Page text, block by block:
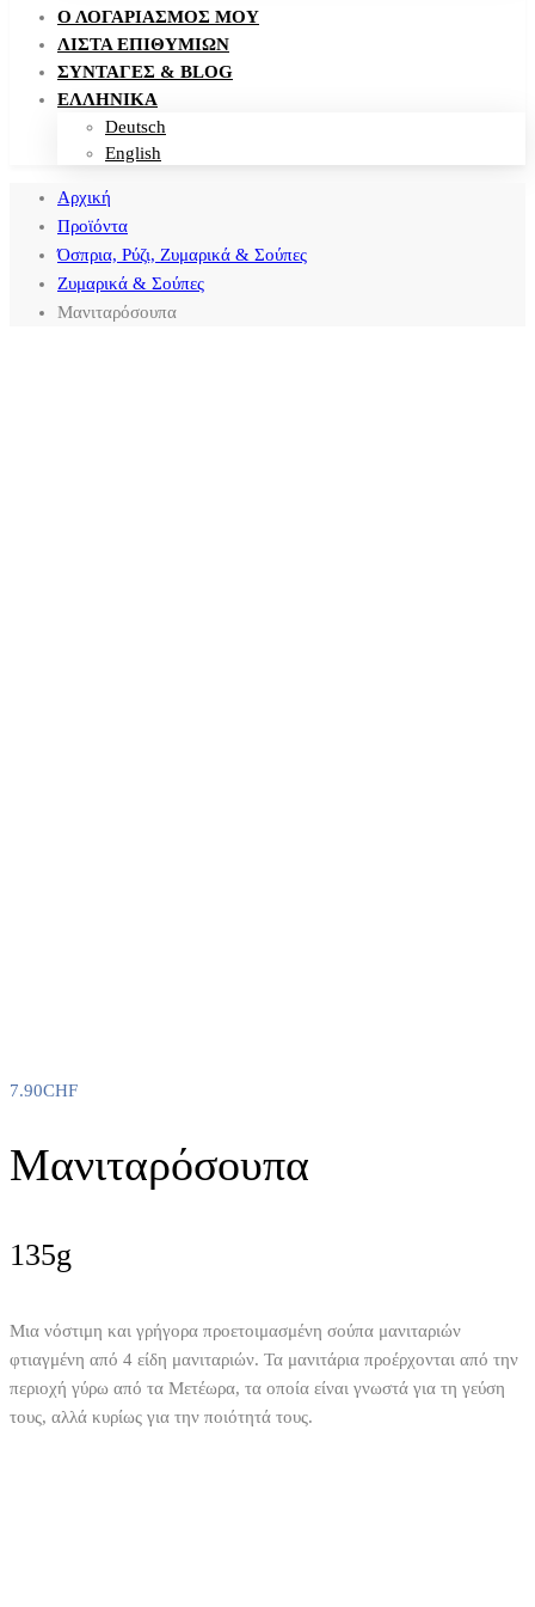
Ο ΛΟΓΑΡΙΑΣΜΌΣ ΜΟΥ
ΛΊΣΤΑ ΕΠΙΘΥΜΙΏΝ
ΣΥΝΤΑΓΈΣ & BLOG
ΕΛΛΗΝΙΚΑ
Deutsch
English
Αρχική
Προϊόντα
Όσπρια, Ρύζι, Ζυμαρικά & Σούπες
Ζυμαρικά & Σούπες
Μανιταρόσουπα
7.90CHF
Μανιταρόσουπα
135g
Μια νόστιμη και γρήγορα προετοιμασμένη σούπα μανιταριών
φτιαγμένη από 4 είδη μανιταριών. Τα μανιτάρια προέρχονται από την
περιοχή γύρω από τα Μετέωρα, τα οποία είναι γνωστά για τη γεύση
τους, αλλά κυρίως για την ποιότητά τους.